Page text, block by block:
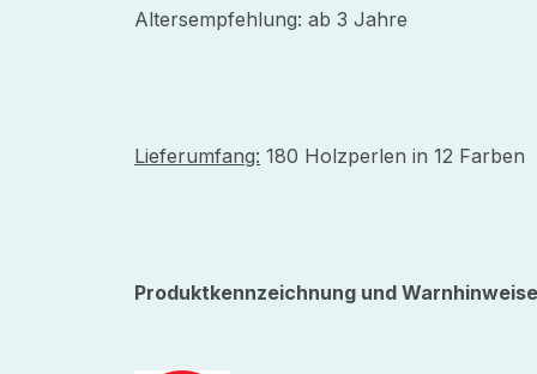
Altersempfehlung: ab 3 Jahre
Lieferumfang: 180 Holzperlen in 12 Farben
Produktkennzeichnung und